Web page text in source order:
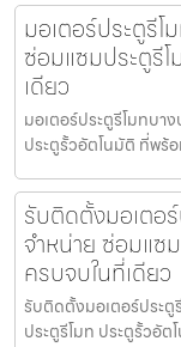
มอเตอร์ประตูรี
ซ่อมแซมประตูรี
เดียว
มอเตอร์ประตูรีโมทบา
ประตูรั้วอัตโนมัติ ที่พร้
รับติดตั้งมอเตอ
จำหน่าย ซ่อมแซ
ครบจบในที่เดียว
รับติดตั้งมอเตอร์ประ
ประตูรีโมท ประตูรั้วอั